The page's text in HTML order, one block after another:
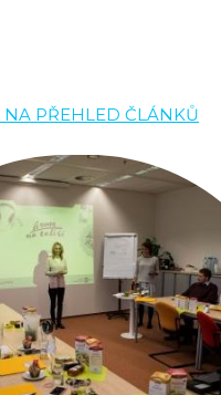
NA PŘEHLED ČLÁNKŮ